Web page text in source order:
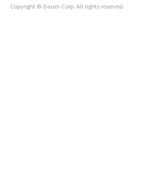
프 투어 참여 등록하기 (1분 소요)QR을 통해 참여 등록..
Copyright © Daum Corp. All rights reserved.